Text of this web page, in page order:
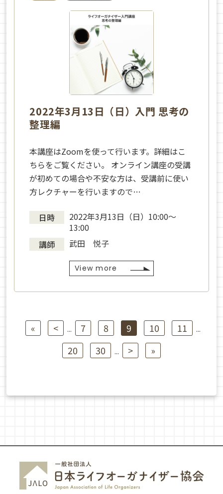
2022年3月13日（日）入門 思考の
整理編
本講座はZoomを使って行います。詳細はこ
ちらをご覧ください。 オンライン講座の受講
が初めての場合や不安な方は、受講前に使い
方レクチャーを行いますので…
日時
2022年3月13日（日）10:00～
13:00
講師
武田 悦子
View more
« < ... 7 8 9 10 11 ...
20 30 ... > »